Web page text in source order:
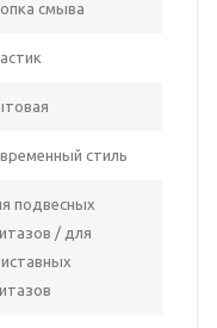
смыва
стиль
подвесных
/ для